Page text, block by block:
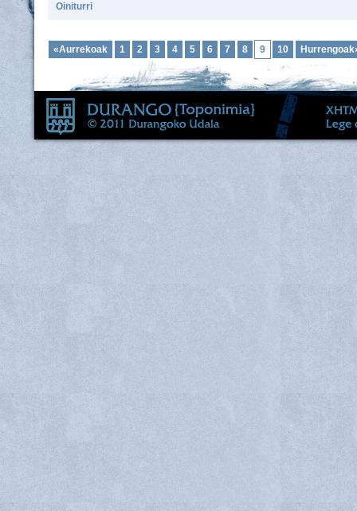
Oiniturri
«Aurrekoak 1 2 3 4 5 6 7 8 9 10